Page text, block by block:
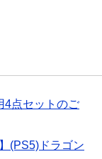
4点セットのご
(PS5)ドラゴン